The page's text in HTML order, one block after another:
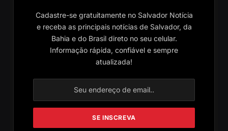
Cadastre-se gratuitamente no Salvador Notícia
e receba as principais notícias de Salvador, da
Bahia e do Brasil direto no seu celular.
Informação rápida, confiável e sempre
atualizada!